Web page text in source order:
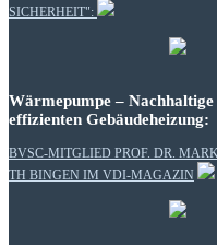
SICHERHEIT":
Wärmepumpe –
effizienten Gebäudeheizung:
BVSC-MITGLIED PROF. DR.
TH BINGEN IM VDI-MAGAZIN